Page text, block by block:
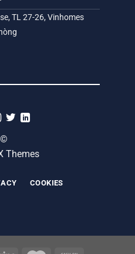
TL 27-26, Vinhomes
©
Themes
COOKIES